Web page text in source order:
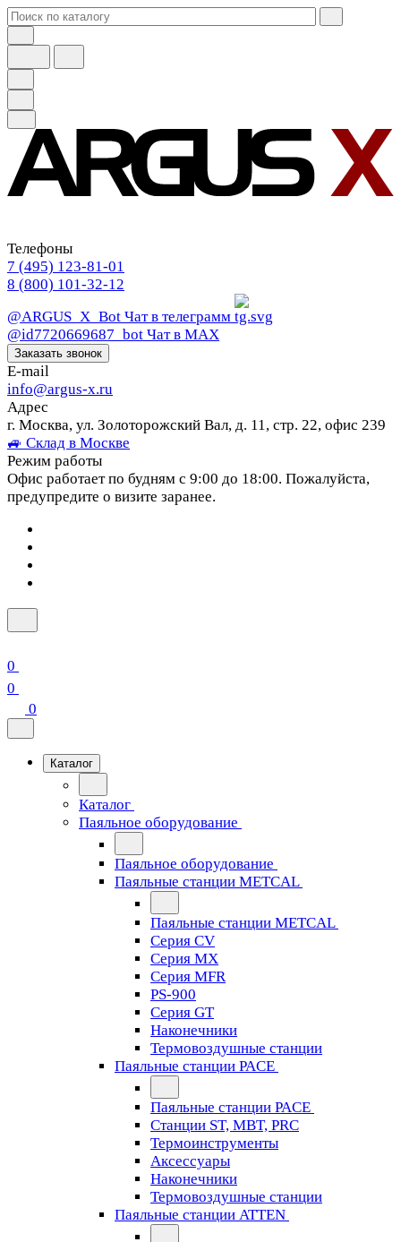
Телефоны
7 (495) 123-81-01
8 (800) 101-32-12
@ARGUS_X_Bot Чат в телеграмм
@id7720669687_bot Чат в МАХ
Заказать звонок
E-mail
info@argus-x.ru
Адрес
г. Москва, ул. Золоторожский Вал, д. 11, стр. 22, офис 239
🚙 Склад в Москве
Режим работы
Офис работает по будням с 9:00 до 18:00. Пожалуйста,
предупредите о визите заранее.
0
0
0
Каталог
Каталог
Паяльное оборудование
Паяльное оборудование
Паяльные станции METCAL
Паяльные станции METCAL
Серия CV
Серия MX
Серия MFR
PS-900
Серия GT
Наконечники
Термовоздушные станции
Паяльные станции PACE
Паяльные станции PACE
Станции ST, MBT, PRC
Термоинструменты
Аксессуары
Наконечники
Термовоздушные станции
Паяльные станции ATTEN